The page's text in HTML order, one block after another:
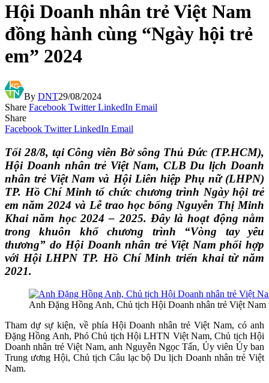
Hội Doanh nhân trẻ Việt Nam
đồng hành cùng “Ngày hội trẻ
em” 2024
By DNT29/08/2024
Share Facebook Twitter LinkedIn Email
Share
Facebook Twitter LinkedIn Email
Tối 28/8, tại Công viên Bờ sông Thủ Đức (TP.HCM),
Hội Doanh nhân trẻ Việt Nam, CLB Du lịch Doanh
nhân trẻ Việt Nam và Hội Liên hiệp Phụ nữ (LHPN)
TP. Hồ Chí Minh tổ chức chương trình Ngày hội trẻ
em năm 2024 và Lễ trao học bổng Nguyễn Thị Minh
Khai năm học 2024 – 2025. Đây là hoạt động nằm
trong khuôn khổ chương trình “Vòng tay yêu
thương” do Hội Doanh nhân trẻ Việt Nam phối hợp
với Hội LHPN TP. Hồ Chí Minh triển khai từ năm
2021.
Anh Đặng Hồng Anh, Chủ tịch Hội Doanh nhân trẻ Việt
Tham dự sự kiện, về phía Hội Doanh nhân trẻ Việt Nam, có anh
Đặng Hồng Anh, Phó Chủ tịch Hội LHTN Việt Nam, Chủ tịch Hội
Doanh nhân trẻ Việt Nam, anh Nguyễn Ngọc Tấn, Ủy viên Ủy ban
Trung ương Hội, Chủ tịch Câu lạc bộ Du lịch Doanh nhân trẻ Việt
Nam.